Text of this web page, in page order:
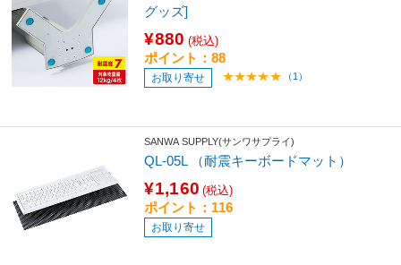
グッズ]
¥880 (税込)
ポイント：88
お取り寄せ （1）
SANWA SUPPLY(サンワサプライ)
QL-05L （耐震キーボードマット）
¥1,160 (税込)
ポイント：116
お取り寄せ